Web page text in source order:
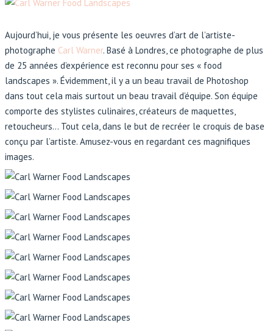
Aujourd’hui, je vous présente les oeuvres d’art de l’artiste-
photographe Carl Warner. Basé à Londres, ce photographe de plus
de 25 années d’expérience est reconnu pour ses « food
landscapes ». Évidemment, il y a un beau travail de Photoshop
dans tout cela mais surtout un beau travail d’équipe. Son équipe
comporte des stylistes culinaires, créateurs de maquettes,
retoucheurs… Tout cela, dans le but de recréer le croquis de base
conçu par l’artiste. Amusez-vous en regardant ces magnifiques
images.